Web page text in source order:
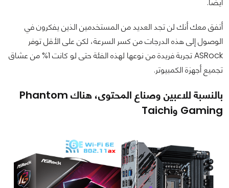
أيضاً.
أتفق معك أنك لن تجد العديد من المستخدمين الذين يفكرون في
الوصول إلى هذه الدرجات من كسر السرعة، لكن على الأقل توفر
ASRock تجربة فريدة من نوعها لهذه الفئة حتى لو كانت 1% من عشاق
تجميع أجهزة الكمبيوتر.
بالنسبة للاعبين وصناع المحتوى، هناك Phantom
Gaming وTaichi